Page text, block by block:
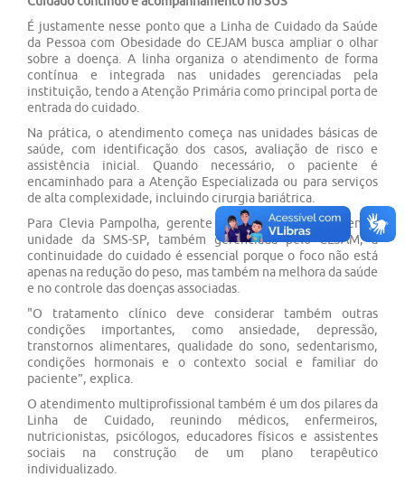
É justamente nesse ponto que a Linha de Cuidado da Saúde
da Pessoa com Obesidade do CEJAM busca ampliar o olhar
sobre a doença. A linha organiza o atendimento de forma
contínua e integrada nas unidades gerenciadas pela
instituição, tendo a Atenção Primária como principal porta de
entrada do cuidado.
Na prática, o atendimento começa nas unidades básicas de
saúde, com identificação dos casos, avaliação de risco e
assistência inicial. Quando necessário, o paciente é
encaminhado para a Atenção Especializada ou para serviços
de alta complexidade, incluindo cirurgia bariátrica.
Para Clevia Pampolha, gerente da UBS Jardim São Bento,
unidade da SMS-SP, também gerenciada pelo CEJAM, a
continuidade do cuidado é essencial porque o foco não está
apenas na redução do peso, mas também na melhora da saúde
e no controle das doenças associadas.
"O tratamento clínico deve considerar também outras
condições importantes, como ansiedade, depressão,
transtornos alimentares, qualidade do sono, sedentarismo,
condições hormonais e o contexto social e familiar do
paciente”, explica.
O atendimento multiprofissional também é um dos pilares da
Linha de Cuidado, reunindo médicos, enfermeiros,
nutricionistas, psicólogos, educadores físicos e assistentes
sociais na construção de um plano terapêutico
individualizado.